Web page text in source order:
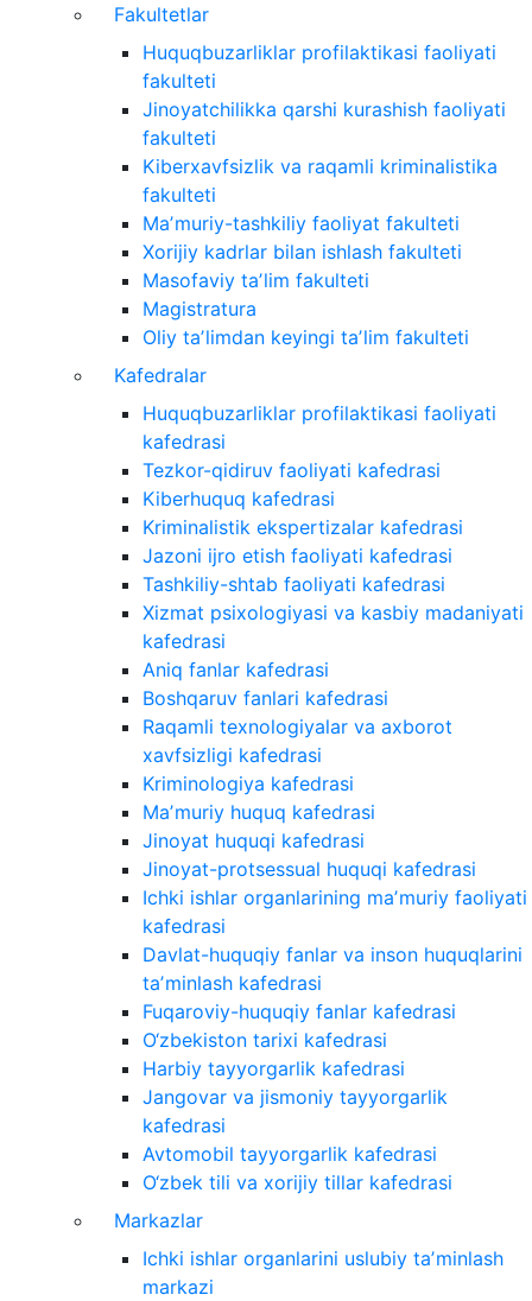
Fakultetlar
Huquqbuzarliklar profilaktikasi faoliyati
fakulteti
Jinoyatchilikka qarshi kurashish faoliyati
fakulteti
Kiberxavfsizlik va raqamli kriminalistika
fakulteti
Maʼmuriy-tashkiliy faoliyat fakulteti
Xorijiy kadrlar bilan ishlash fakulteti
Masofaviy taʼlim fakulteti
Magistratura
Oliy taʼlimdan keyingi taʼlim fakulteti
Kafedralar
Huquqbuzarliklar profilaktikasi faoliyati
kafedrasi
Tezkor-qidiruv faoliyati kafedrasi
Kiberhuquq kafedrasi
Kriminalistik ekspertizalar kafedrasi
Jazoni ijro etish faoliyati kafedrasi
Tashkiliy-shtab faoliyati kafedrasi
Xizmat psixologiyasi va kasbiy madaniyati
kafedrasi
Aniq fanlar kafedrasi
Boshqaruv fanlari kafedrasi
Raqamli texnologiyalar va axborot
xavfsizligi kafedrasi
Kriminologiya kafedrasi
Maʼmuriy huquq kafedrasi
Jinoyat huquqi kafedrasi
Jinoyat-protsessual huquqi kafedrasi
Ichki ishlar organlarining maʼmuriy faoliyati
kafedrasi
Davlat-huquqiy fanlar va inson huquqlarini
taʼminlash kafedrasi
Fuqaroviy-huquqiy fanlar kafedrasi
O‘zbekiston tarixi kafedrasi
Harbiy tayyorgarlik kafedrasi
Jangovar va jismoniy tayyorgarlik
kafedrasi
Avtomobil tayyorgarlik kafedrasi
O‘zbek tili va xorijiy tillar kafedrasi
Markazlar
Ichki ishlar organlarini uslubiy taʼminlash
markazi